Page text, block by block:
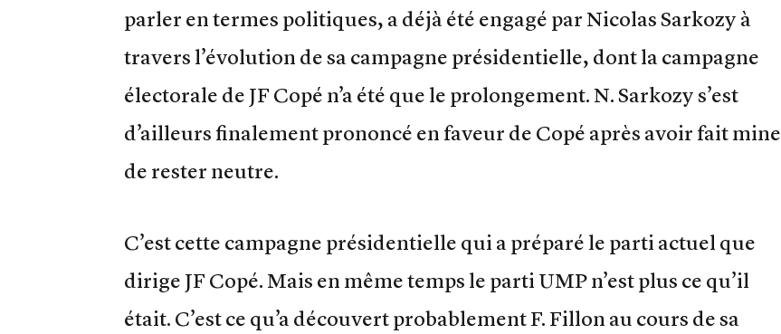
parler en termes politiques, a déjà été engagé par Nicolas Sarkozy à
travers l’évolution de sa campagne présidentielle, dont la campagne
électorale de JF Copé n’a été que le prolongement. N. Sarkozy s’est
d’ailleurs finalement prononcé en faveur de Copé après avoir fait mine
de rester neutre.
C’est cette campagne présidentielle qui a préparé le parti actuel que
dirige JF Copé. Mais en même temps le parti UMP n’est plus ce qu’il
était. C’est ce qu’a découvert probablement F. Fillon au cours de sa